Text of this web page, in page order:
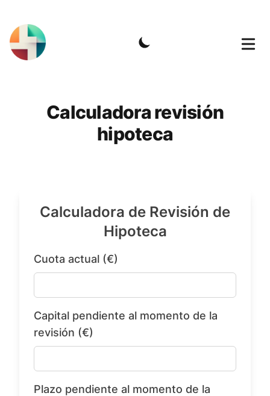
Calculadora revisión
hipoteca
Calculadora de Revisión de
Hipoteca
Cuota actual (€)
Capital pendiente al momento de la
revisión (€)
Plazo pendiente al momento de la